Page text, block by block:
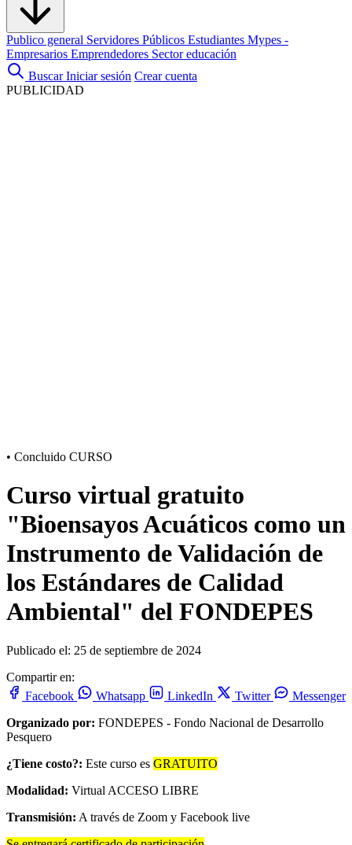
Publico general Servidores Públicos Estudiantes Mypes -
Empresarios Emprendedores Sector educación
Buscar Iniciar sesión Crear cuenta
PUBLICIDAD
• Concluido CURSO
Curso virtual gratuito
"Bioensayos Acuáticos como un
Instrumento de Validación de
los Estándares de Calidad
Ambiental" del FONDEPES
Publicado el: 25 de septiembre de 2024
Compartir en:
Facebook
Whatsapp LinkedIn Twitter
Messenger
Organizado por: FONDEPES - Fondo Nacional de Desarrollo
Pesquero
¿Tiene costo?: Este curso es GRATUITO
Modalidad: Virtual ACCESO LIBRE
Transmisión: A través de Zoom y Facebook live